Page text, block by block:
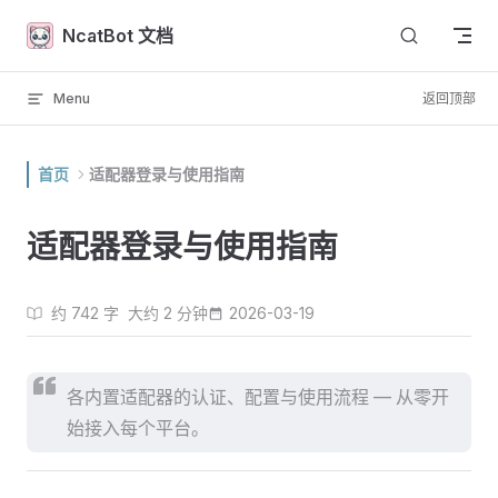
Skip to content
NcatBot 文档
Menu 返回顶部
首页 适配器登录与使用指南
适配器登录与使用指南
约 742 字 大约 2 分钟 2026-03-19
各内置适配器的认证、配置与使用流程 — 从零开
始接入每个平台。